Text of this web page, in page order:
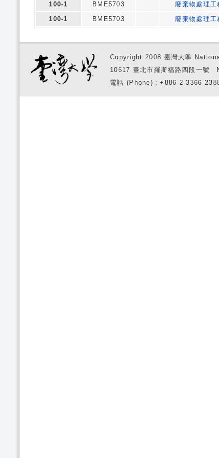
100-1
BME5703
廢棄物處理工
100-1
BME5703 廢棄物處理工
Copyright 2008 臺灣大學
10617 臺北市羅斯福路四段一
電話 (Phone)：+886-2-3366-